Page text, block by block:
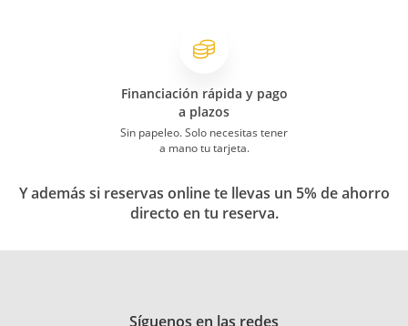
Financiación rápida y pago
a plazos
Sin papeleo. Solo necesitas tener
a mano tu tarjeta.
Y además si reservas online te llevas un 5% de ahorro
directo en tu reserva.
Síguenos en las redes